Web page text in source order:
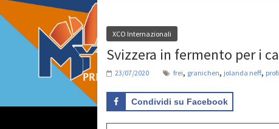
XCO Internazionali
Svizzera in fermento per i
23/07/2020 frei, granichen, jolanda neff,
Condividi su Facebook